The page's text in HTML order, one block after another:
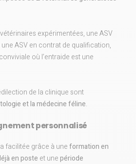
expérimentées, une ASV
ASV en contrat de qualification,
où l’entraide est une
de la clinique sont
et la médecine féline.
personnalisé
facilitée grâce à uneformation en
en poste et unepériode